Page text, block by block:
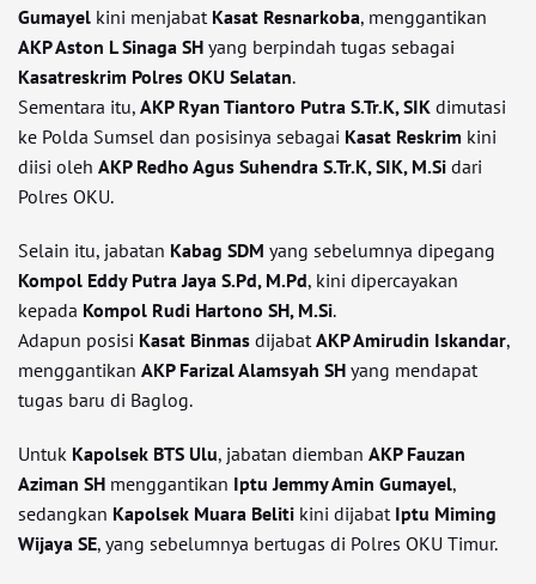
Gumayel kini menjabat Kasat Resnarkoba, menggantikan
AKP Aston L Sinaga SH yang berpindah tugas sebagai
Kasatreskrim Polres OKU Selatan.
Sementara itu, AKP Ryan Tiantoro Putra S.Tr.K, SIK dimutasi
ke Polda Sumsel dan posisinya sebagai Kasat Reskrim kini
diisi oleh AKP Redho Agus Suhendra S.Tr.K, SIK, M.Si dari
Polres OKU.
Selain itu, jabatan Kabag SDM yang sebelumnya dipegang
Kompol Eddy Putra Jaya S.Pd, M.Pd, kini dipercayakan
kepada Kompol Rudi Hartono SH, M.Si.
Adapun posisi Kasat Binmas dijabatAKP Amirudin Iskandar,
menggantikan AKP Farizal Alamsyah SH yang mendapat
tugas baru di Baglog.
Untuk Kapolsek BTS Ulu, jabatan diemban AKP Fauzan
Aziman SH menggantikan Iptu Jemmy Amin Gumayel,
sedangkan Kapolsek Muara Beliti kini dijabat Iptu Miming
Wijaya SE, yang sebelumnya bertugas di Polres OKU Timur.